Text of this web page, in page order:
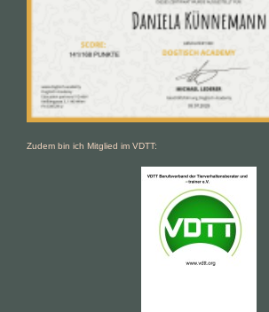
Zudem bin ich Mitglied im VDTT: